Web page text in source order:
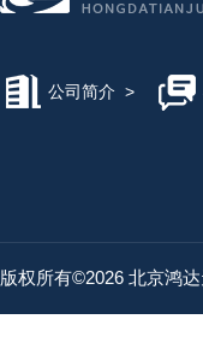
公司简介 >
版权所有©2026 北京鸿